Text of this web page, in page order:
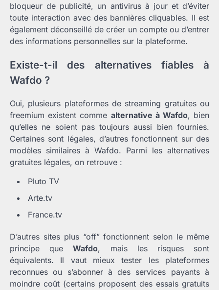
bloqueur de publicité, un antivirus à jour et d’éviter
toute interaction avec des bannières cliquables. Il est
également déconseillé de créer un compte ou d’entrer
des informations personnelles sur la plateforme.
Existe-t-il des alternatives fiables à
Wafdo ?
Oui, plusieurs plateformes de streaming gratuites ou
freemium existent comme alternative à Wafdo, bien
qu’elles ne soient pas toujours aussi bien fournies.
Certaines sont légales, d’autres fonctionnent sur des
modèles similaires à Wafdo. Parmi les alternatives
gratuites légales, on retrouve :
Pluto TV
Arte.tv
France.tv
D’autres sites plus “off” fonctionnent selon le même
principe queWafdo, mais les risques sont
équivalents. Il vaut mieux tester les plateformes
reconnues ou s’abonner à des services payants à
moindre coût (certains proposent des essais gratuits